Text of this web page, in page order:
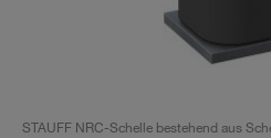
STAUFF NRC-Schelle bestehend aus